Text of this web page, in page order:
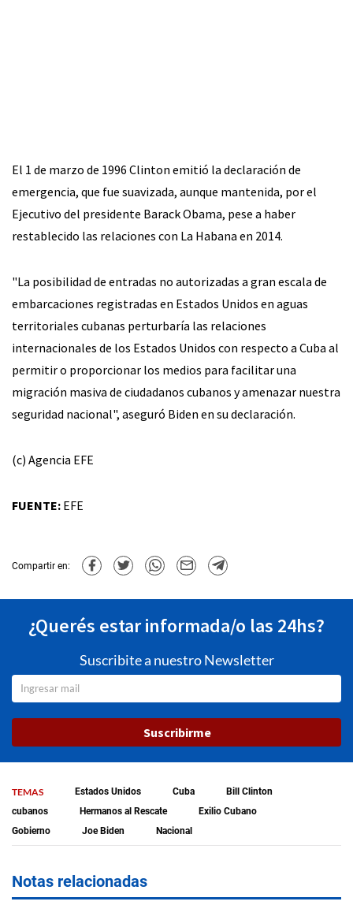
El 1 de marzo de 1996 Clinton emitió la declaración de
emergencia, que fue suavizada, aunque mantenida, por el
Ejecutivo del presidente Barack Obama, pese a haber
restablecido las relaciones con La Habana en 2014.
"La posibilidad de entradas no autorizadas a gran escala de
embarcaciones registradas en Estados Unidos en aguas
territoriales cubanas perturbaría las relaciones
internacionales de los Estados Unidos con respecto a Cuba al
permitir o proporcionar los medios para facilitar una
migración masiva de ciudadanos cubanos y amenazar nuestra
seguridad nacional", aseguró Biden en su declaración.
(c) Agencia EFE
FUENTE: EFE
Compartir en:
¿Querés estar informada/o las 24hs?
Suscribite a nuestro Newsletter
Suscribirme
TEMAS Estados Unidos Cuba
Bill Clinton
cubanos
Hermanos al Rescate
Exilio Cubano
Gobierno
Joe Biden Nacional
Notas relacionadas